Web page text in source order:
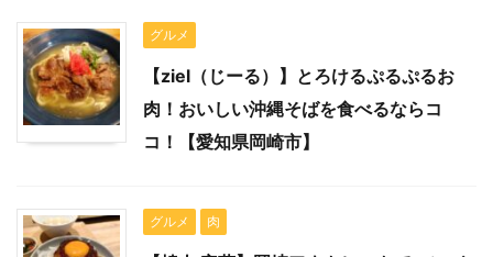
グルメ
【ziel（じーる）】とろけるぷるぷるお
肉！おいしい沖縄そばを食べるならコ
コ！【愛知県岡崎市】
グルメ 肉